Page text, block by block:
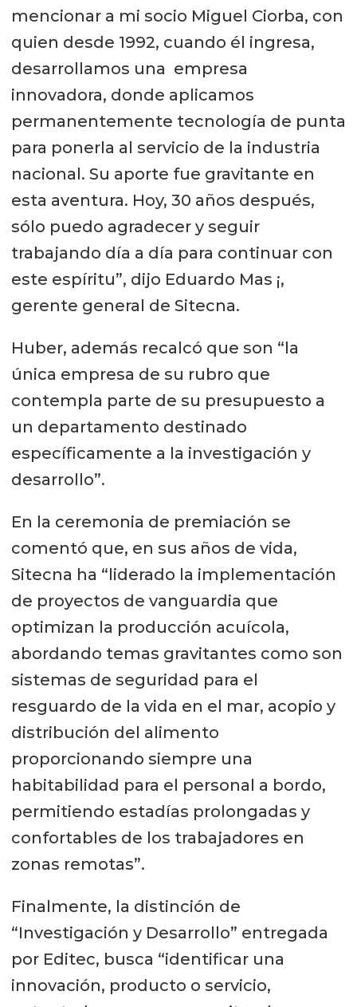
mencionar a mi socio Miguel Ciorba, con
quien desde 1992, cuando él ingresa,
desarrollamos una empresa
innovadora, donde aplicamos
permanentemente tecnología de punta
para ponerla al servicio de la industria
nacional. Su aporte fue gravitante en
esta aventura. Hoy, 30 años después,
sólo puedo agradecer y seguir
trabajando día a día para continuar con
este espíritu”, dijo Eduardo Mas ¡,
gerente general de Sitecna.
Huber, además recalcó que son “la
única empresa de su rubro que
contempla parte de su presupuesto a
un departamento destinado
específicamente a la investigación y
desarrollo”.
En la ceremonia de premiación se
comentó que, en sus años de vida,
Sitecna ha “liderado la implementación
de proyectos de vanguardia que
optimizan la producción acuícola,
abordando temas gravitantes como son
sistemas de seguridad para el
resguardo de la vida en el mar, acopio y
distribución del alimento
proporcionando siempre una
habitabilidad para el personal a bordo,
permitiendo estadías prolongadas y
confortables de los trabajadores en
zonas remotas”.
Finalmente, la distinción de
“Investigación y Desarrollo” entregada
por Editec, busca “identificar una
innovación, producto o servicio,